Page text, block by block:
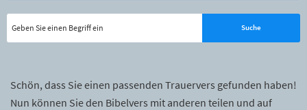
Schön, dass Sie einen passenden Trauervers gefunden haben!
Nun können Sie den Bibelvers mit anderen teilen und auf